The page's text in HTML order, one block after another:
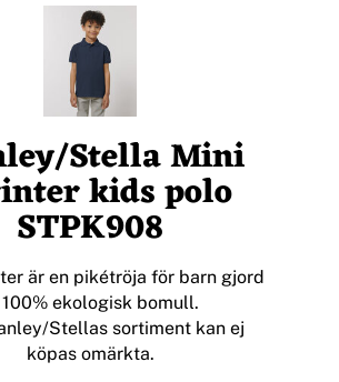
Stella Mini
kids polo
STPK908
är en pikétröja för barn gjord
ekologisk bomull.
Stellas sortiment kan ej
köpas omärkta.